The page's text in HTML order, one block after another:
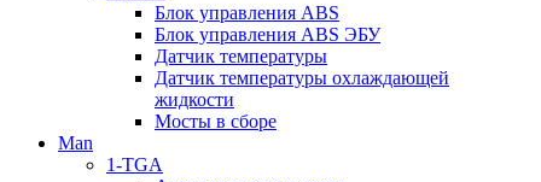
Блок управления ABS
Блок управления ABS ЭБУ
Датчик температуры
Датчик температуры охлаждающей
жидкости
Мосты в сборе
Man
1-TGA